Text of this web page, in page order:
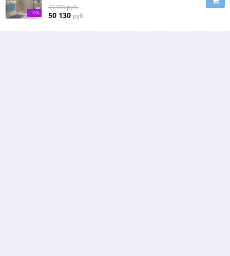
-10%
55 700 руб.
50 130 руб.